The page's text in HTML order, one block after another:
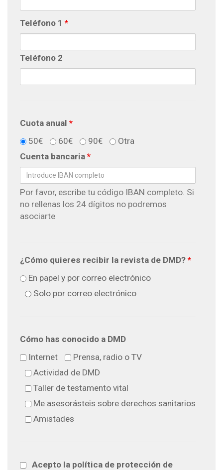
Teléfono 1 *
Teléfono 2
Cuota anual *
50€
60€ 90€
Otra
Cuenta bancaria *
Por favor, escribe tu código IBAN completo. Si
no rellenas los 24 dígitos no podremos
asociarte
¿Cómo quieres recibir la revista de DMD? *
En papel y por correo electrónico
Solo por correo electrónico
Cómo has conocido a DMD
Internet
Prensa, radio o TV
Actividad de DMD
Taller de testamento vital
Me asesorásteis sobre derechos sanitarios
Amistades
Acepto la política de protección de